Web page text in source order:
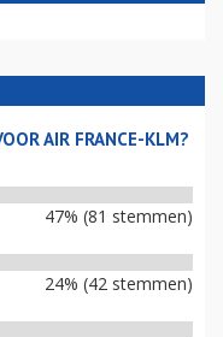
AIR FRANCE-KLM?
47% (81 stemmen)
24% (42 stemmen)